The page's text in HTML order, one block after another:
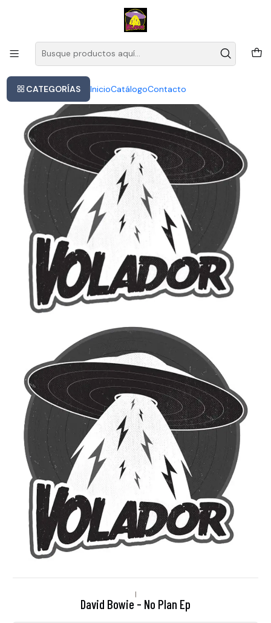
CATEGORÍAS InicioCatálogoContacto
Este es el texto del slide
|
David Bowie - No Plan Ep